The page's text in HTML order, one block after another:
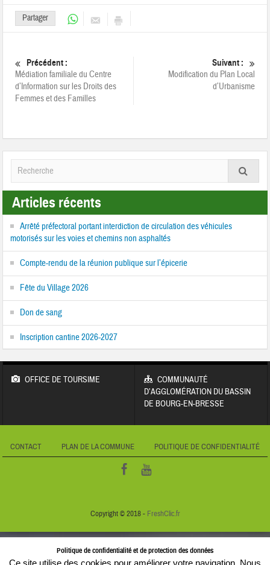
Partager
Précédent :
Médiation familiale du Centre
d’Information sur les Droits des
Femmes et des Familles
Suivant :
Modification du Plan Local
d’Urbanisme
Articles récents
Arrêté préfectoral portant interdiction de circulation des véhicules
motorisés sur les voies et chemins non asphaltés
Compte-rendu de la réunion publique sur l’épicerie
Fête du Village 2026
Don de sang
Inscription cantine 2026-2027
OFFICE DE TOURSIME
COMMUNAUTÉ
D’AGGLOMÉRATION DU BASSIN
DE BOURG-EN-BRESSE
CONTACT PLAN DE LA COMMUNE POLITIQUE DE CONFIDENTIALITÉ
Copyright © 2018 - FreshClic.fr
Politique de confidentialité et de protection des données
Ce site utilise des cookies pour améliorer votre navigation. Nous